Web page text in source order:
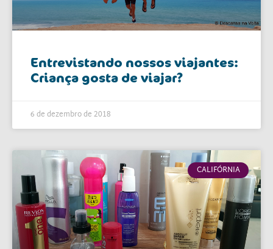
Entrevistando nossos viajantes:
Criança gosta de viajar?
6 de dezembro de 2018
CALIFÓRNIA